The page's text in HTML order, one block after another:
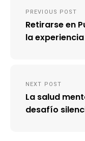
entradas
PREVIOUS POST
Retirarse en
la
NEXT POST
La salud
desafío